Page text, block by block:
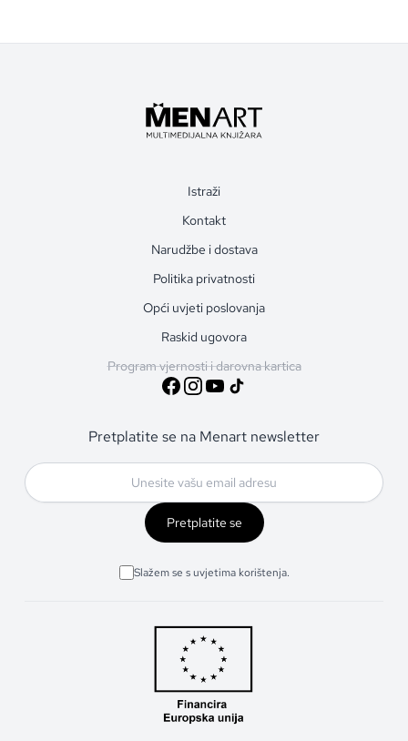
Istraži
Kontakt
Narudžbe i dostava
Politika privatnosti
Opći uvjeti poslovanja
Raskid ugovora
Program vjernosti i darovna kartica
Pretplatite se na Menart newsletter
Pretplatite se
Slažem se s uvjetima korištenja.